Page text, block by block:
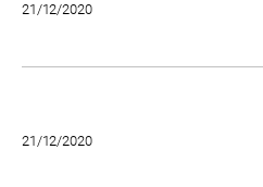
21/12/2020
21/12/2020